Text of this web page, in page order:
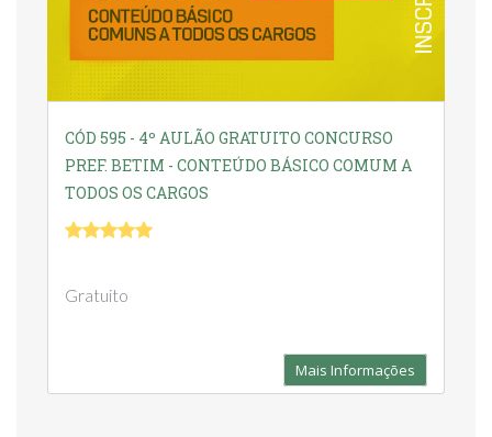
CÓD 595 - 4º AULÃO GRATUITO CONCURSO
PREF. BETIM - CONTEÚDO BÁSICO COMUM A
TODOS OS CARGOS
Gratuito
Mais Informações